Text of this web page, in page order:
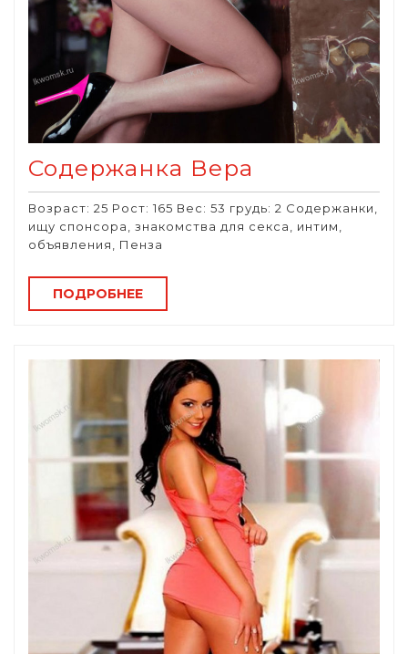
Содержанка Вера
Возраст: 25 Рост: 165 Вес: 53 грудь: 2 Содержанки,
ищу спонсора, знакомства для секса, интим,
объявления, Пенза
ПОДРОБНЕЕ